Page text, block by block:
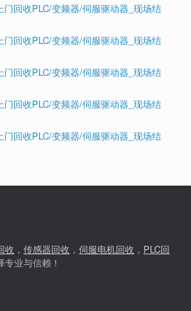
回收PLC/变频器/伺服驱动器_现场结
回收PLC/变频器/伺服驱动器_现场结
回收PLC/变频器/伺服驱动器_现场结
回收PLC/变频器/伺服驱动器_现场结
回收PLC/变频器/伺服驱动器_现场结
收 ， 传感器回收 ， 伺服电机回收 ， PLC回
业与信赖！